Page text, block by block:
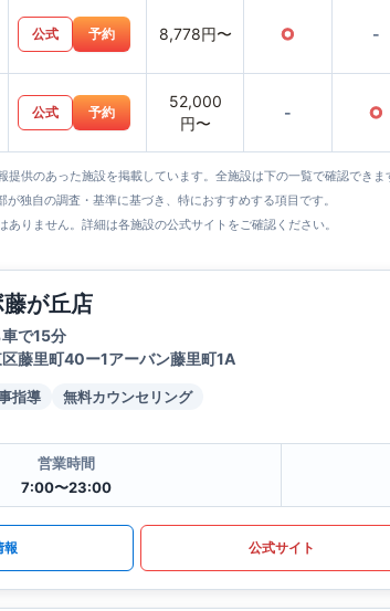
公式 予約 8,778円〜 ○ -
公式 予約
52,000
円〜
- ○
供のあった施設を掲載しています。全施設は下の一覧で確認できま
独自の調査・基準に基づき、特におすすめする項目です。
りません。詳細は各施設の公式サイトをご確認ください。
が丘店
で15分
藤里町40ー1アーバン藤里町1A
指導 無料カウンセリング
営業時間
7:00〜23:00
報 公式サイト